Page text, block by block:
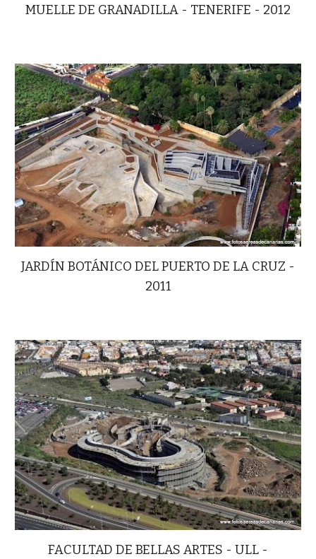
MUELLE DE GRANADILLA - TENERIFE - 2012
JARDÍN BOTÁNICO DEL PUERTO DE LA CRUZ -
2011
FACULTAD DE BELLAS ARTES - ULL -